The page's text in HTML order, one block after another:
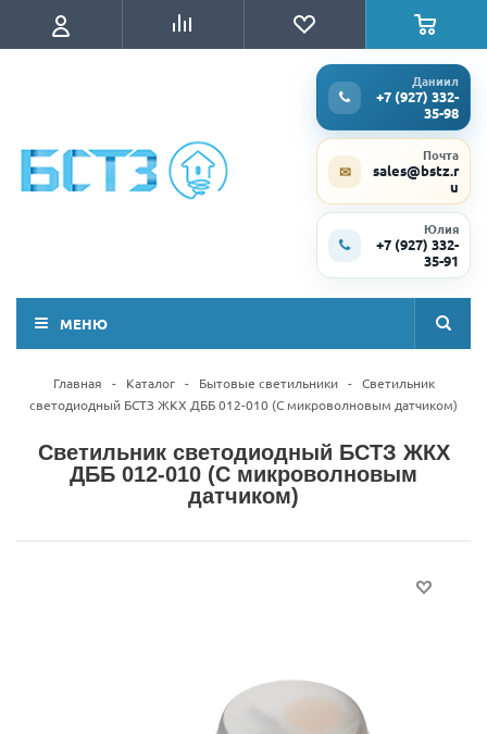
Даниил
+7 (927) 332-
35-98
✉
Почта
sales@bstz.r
u
Юлия
+7 (927) 332-
35-91
МЕНЮ
Главная - Каталог - Бытовые светильники - Светильник
светодиодный БСТЗ ЖКХ ДББ 012-010 (С микроволновым датчиком)
Светильник светодиодный БСТЗ ЖКХ
ДББ 012-010 (С микроволновым
датчиком)